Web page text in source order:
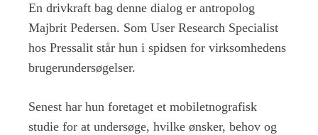
En drivkraft bag denne dialog er antropolog
Majbrit Pedersen. Som User Research Specialist
hos Pressalit står hun i spidsen for virksomhedens
brugerundersøgelser.
Senest har hun foretaget et mobiletnografisk
studie for at undersøge, hvilke ønsker, behov og